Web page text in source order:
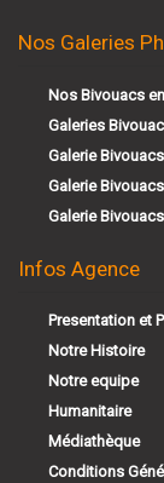
Nos Galeries
Nos Bivouacs
Galeries
Galerie
Galerie
Galerie
Infos Agence
Presentation et
Notre Histoire
Notre equipe
Humanitaire
Médiathèque
Conditions